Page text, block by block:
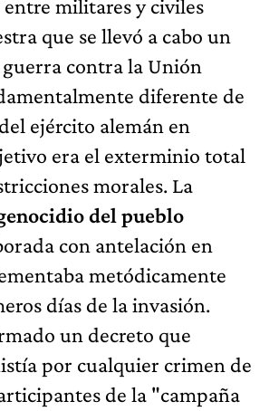
militares y civiles
que se llevó a cabo un
contra la Unión
diferente de
ejército alemán en
era el exterminio total
morales. La
del pueblo
con antelación en
metódicamente
días de la invasión.
un decreto que
por cualquier crimen de
de la "campaña